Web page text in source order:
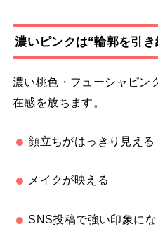
濃いピンクは“輪郭を引
濃い桃色・フューシャピン
在感を放ちます。
顔立ちがはっきり見える
メイクが映える
SNS投稿で強い印象にな